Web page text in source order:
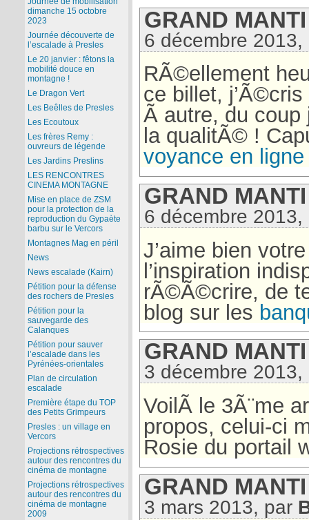
GRAND
6 décembre
RÃ©ellement
ce billet,
Ã autre, du
la qualitÃ© !
voyance en
GRAND
6 décembre
J’aime bien
l’inspiration
rÃ©Ã©crire, de
blog sur les
GRAND
3 décembre
VoilÃ le 3Ã¨me
propos, celui-ci
Rosie du portail
GRAND
3 mars 2013, par
dimanche 15 octobre
2023
Journée découverte de
l’escalade à Presles
Le 20 janvier : fêtons la
mobilité douce en
montagne !
Le Dragon Vert
Les Beêlles de Presles
Les Ecoutoux
Les frères Remy :
ouvreurs de légende
Les Jardins Preslins
LES RENCONTRES
CINEMA MONTAGNE
Mise en place de ZSM
pour la protection de la
reproduction du Gypaète
barbu sur le Vercors
Montagnes Mag en péril
News
News escalade (Kairn)
Pétition pour la défense
des rochers de Presles
Pétition pour la
sauvegarde des
Calanques
Pétition pour sauver
l’escalade dans les
Pyrénées-orientales
Plan de circulation
escalade
Première étape du TOP
des Petits Grimpeurs
Presles : un village en
Vercors
Projections rétrospectives
autour des rencontres du
cinéma de montagne
Projections rétrospectives
autour des rencontres du
cinéma de montagne
2009